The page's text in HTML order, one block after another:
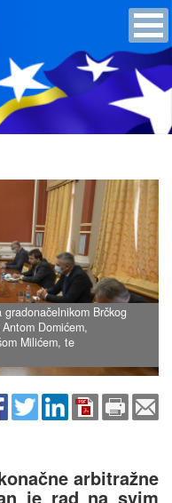
Brčkog
Domićem,
Milićem, te
arbitražne
je rad na svim